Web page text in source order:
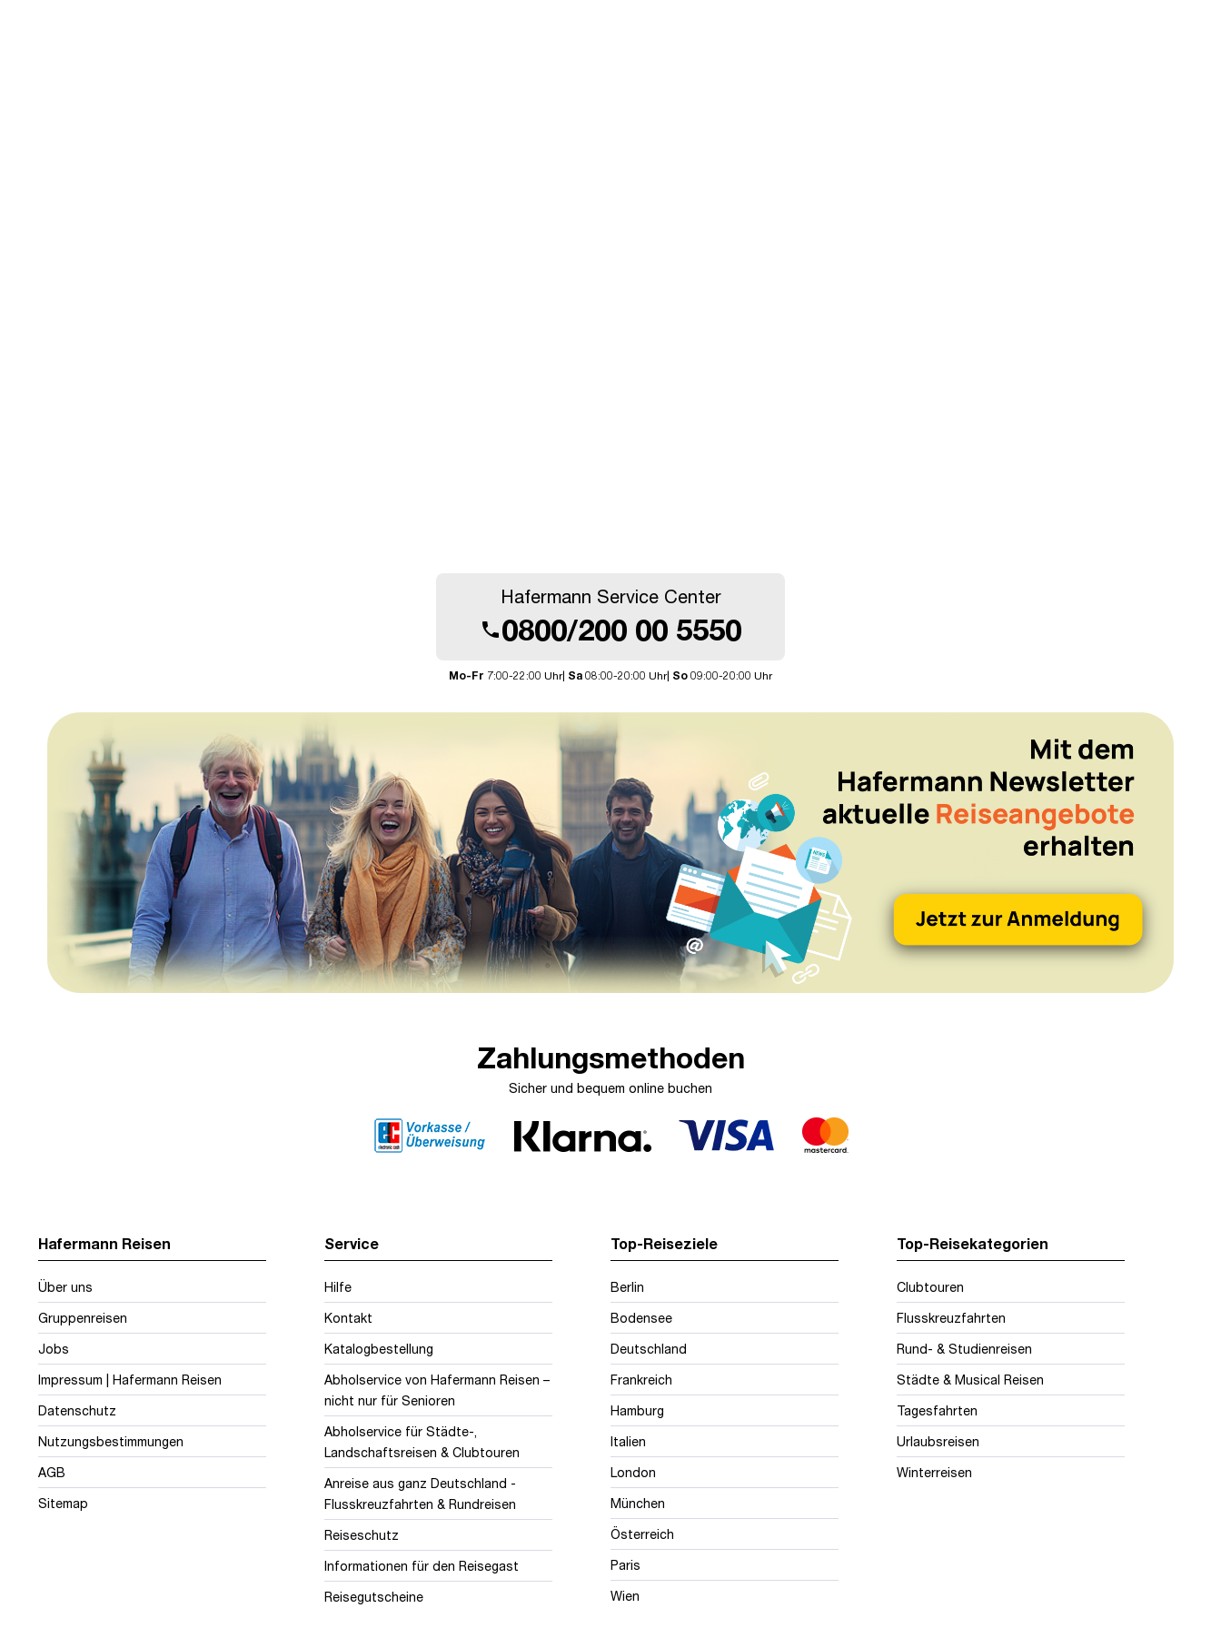
Hafermann Service Center
call0800/200 00 5550
Mo-Fr 7:00-22:00 Uhr| Sa 08:00-20:00 Uhr| So 09:00-20:00 Uhr
Zahlungsmethoden
Sicher und bequem online buchen
Hafermann Reisen
Über uns
Gruppenreisen
Jobs
Impressum | Hafermann Reisen
Datenschutz
Nutzungsbestimmungen
AGB
Sitemap
Service
Hilfe
Kontakt
Katalogbestellung
Abholservice von Hafermann Reisen –
nicht nur für Senioren
Abholservice für Städte-,
Landschaftsreisen & Clubtouren
Anreise aus ganz Deutschland -
Flusskreuzfahrten & Rundreisen
Reiseschutz
Informationen für den Reisegast
Reisegutscheine
Top-Reiseziele
Berlin
Bodensee
Deutschland
Frankreich
Hamburg
Italien
London
München
Österreich
Paris
Wien
Top-Reisekategorien
Clubtouren
Flusskreuzfahrten
Rund- & Studienreisen
Städte & Musical Reisen
Tagesfahrten
Urlaubsreisen
Winterreisen